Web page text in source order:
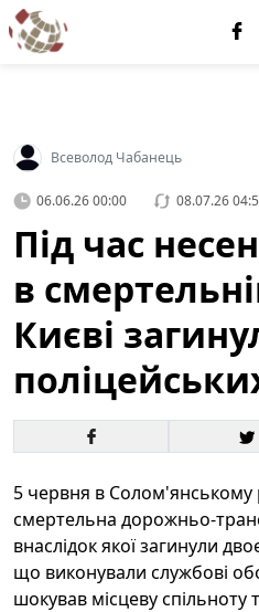
Всеволод Чабанець
06.06.26 00:00 08.07.26
Під час
в
Києві
5 червня в Солом'янському
смертельна дорожньо-
внаслідок якої загинули
що виконували службові
шокував місцеву спільноту